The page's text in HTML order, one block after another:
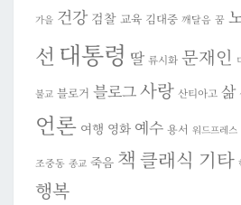
가을 건강 검찰 교육 김대중 깨달음 꿈
선 대통령 딸 류시화 문재인
불교 블로거 블로그사랑 산티아고 삶
언론 여행 영화 예수 용서 워드프레스
조중동 종교 죽음 책 클래식 기타
행복